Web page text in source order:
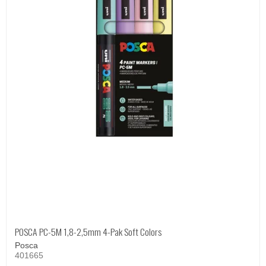
POSCA PC-5M 1,8-2,5mm 4-Pak Soft Colors
Posca
401665